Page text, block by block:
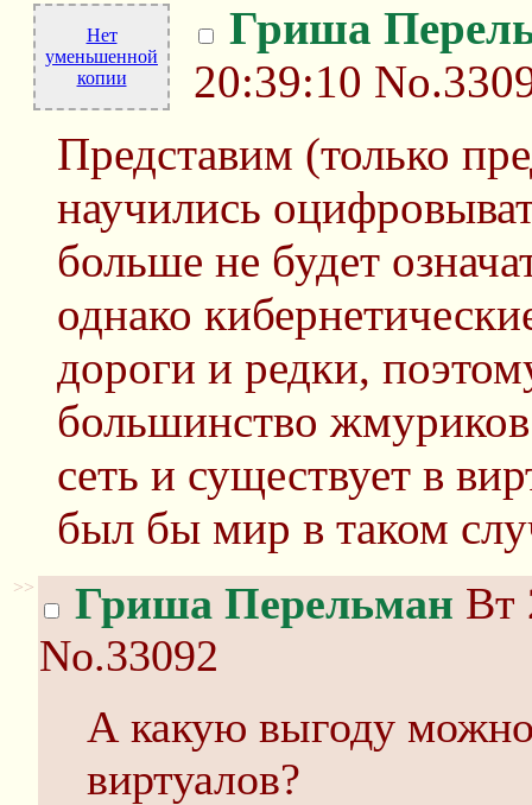
Нет
уменьшенной
копии
Гриша
20:39:10
Представим (только
научились
больше не будет
однако
дороги и редки,
большинство
сеть и существует в
был бы мир в таком
>> Гриша Перельман Вт
No.33092
А какую выгоду
виртуалов?